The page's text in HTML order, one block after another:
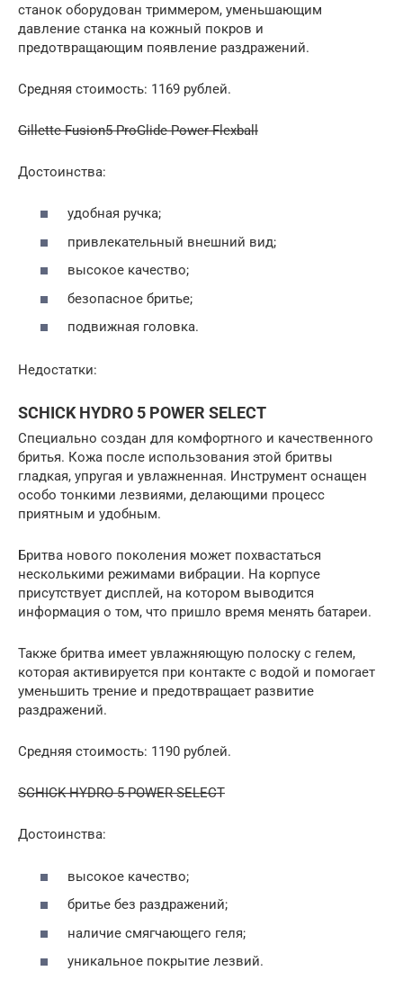
станок оборудован триммером, уменьшающим
давление станка на кожный покров и
предотвращающим появление раздражений.
Средняя стоимость: 1169 рублей.
Gillette Fusion5 ProGlide Power Flexball
Достоинства:
удобная ручка;
привлекательный внешний вид;
высокое качество;
безопасное бритье;
подвижная головка.
Недостатки:
SCHICK HYDRO 5 POWER SELECT
Специально создан для комфортного и качественного
бритья. Кожа после использования этой бритвы
гладкая, упругая и увлажненная. Инструмент оснащен
особо тонкими лезвиями, делающими процесс
приятным и удобным.
Бритва нового поколения может похвастаться
несколькими режимами вибрации. На корпусе
присутствует дисплей, на котором выводится
информация о том, что пришло время менять батареи.
Также бритва имеет увлажняющую полоску с гелем,
которая активируется при контакте с водой и помогает
уменьшить трение и предотвращает развитие
раздражений.
Средняя стоимость: 1190 рублей.
SCHICK HYDRO 5 POWER SELECT
Достоинства:
высокое качество;
бритье без раздражений;
наличие смягчающего геля;
уникальное покрытие лезвий.